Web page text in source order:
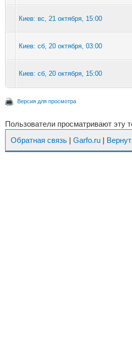
Киев: вс, 21 октября, 15:00
Киев: сб, 20 октября, 03:00
Киев: сб, 20 октября, 15:00
Версия для просмотра
Пользователи просматривают эту
Обратная связь | Garfo.ru |